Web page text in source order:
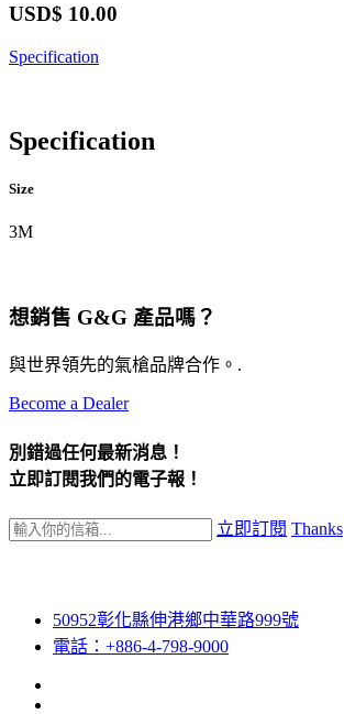
USD$ 10.00
Specification
Specification
Size
3M
想銷售 G&G 產品嗎？
與世界領先的氣槍品牌合作。.
Become a Dealer
別錯過任何最新消息！
立即訂閱我們的電子報！
立即訂閱 Thanks
50952彰化縣伸港鄉中華路999號
電話：+886-4-798-9000